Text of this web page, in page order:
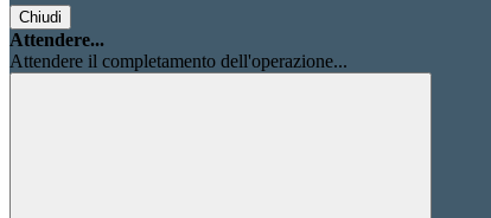
Chiudi
Attendere...
Attendere il completamento dell'operazione...